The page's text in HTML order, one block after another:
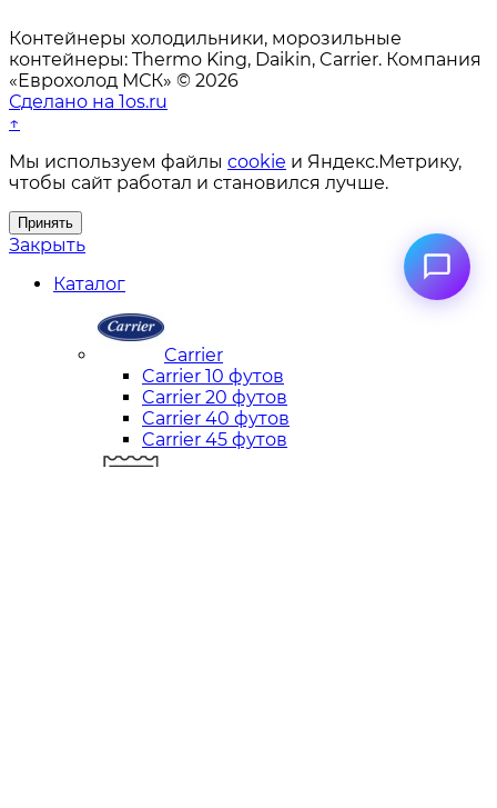
Контейнеры холодильники, морозильные
контейнеры: Thermo King, Daikin, Carrier. Компания
«Еврохолод МСК» © 2026
Сделано на 1os.ru
↑
Мы используем файлы cookie и Яндекс.Метрику,
чтобы сайт работал и становился лучше.
Принять
Закрыть
Каталог
Carrier
Carrier 10 футов
Carrier 20 футов
Carrier 40 футов
Carrier 45 футов